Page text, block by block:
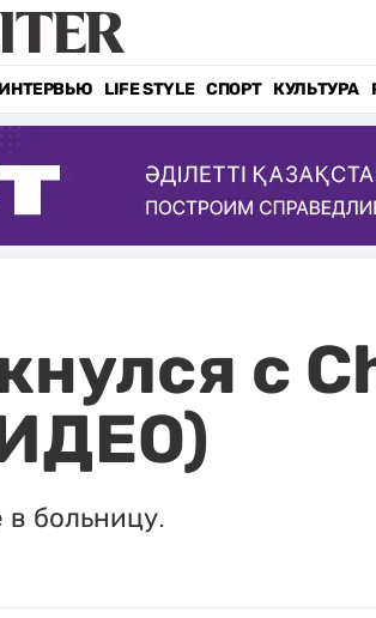
ИНТЕРВЬЮ LIFE STYLE СПОРТ КУЛЬТУРА
с
в больницу.